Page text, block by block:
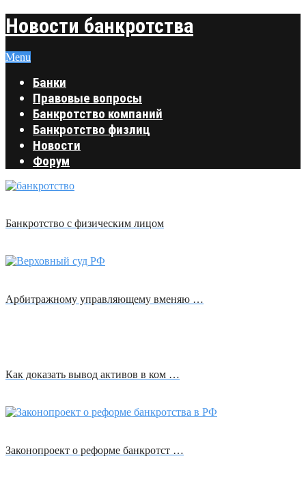
Новости банкротства
Menu
Банки
Правовые вопросы
Банкротство компаний
Банкротство физлиц
Новости
Форум
Банкротство с физическим лицом
Арбитражному управляющему вменяю …
Как доказать вывод активов в ком …
Законопроект о реформе банкротст …